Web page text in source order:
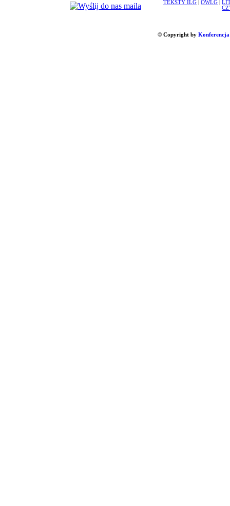
TEKSTY ILG OWLG
© Copyright by Konferencja